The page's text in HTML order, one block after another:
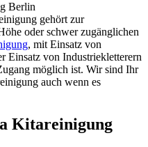
gehört zur
oder schwer zugänglichen
, mit Einsatz von
Einsatz von Industriekletterern
möglich ist. Wir sind Ihr
auch wenn es
Kitareinigung